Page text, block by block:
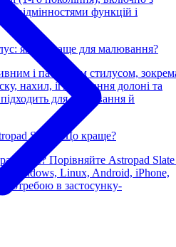
відмінностями функцій і
який краще для малювання?
і пасивним стилусом,
нахил, ігнорування долоні та
для малювання й
Slate - Що краще?
Slate? Порівняйте Astropad Slate
Windows, Linux, Android, iPhone,
потребою в застосунку-